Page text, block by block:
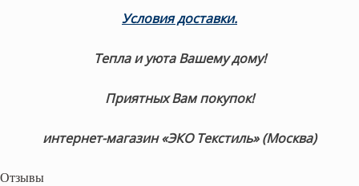
Условия доставки.
Тепла и уюта Вашему дому!
Приятных Вам покупок!
интернет-магазин «ЭКО Текстиль» (Москва)
Отзывы